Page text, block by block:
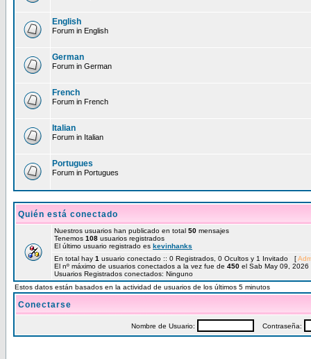
English
Forum in English
German
Forum in German
French
Forum in French
Italian
Forum in Italian
Portugues
Forum in Portugues
Quién está conectado
Nuestros usuarios han publicado en total 50 mensajes
Tenemos 108 usuarios registrados
El último usuario registrado es kevinhanks
En total hay 1 usuario conectado :: 0 Registrados, 0 Ocultos y 1 Invitado [
El nº máximo de usuarios conectados a la vez fue de 450 el Sab May 09, 2026
Usuarios Registrados conectados: Ninguno
Estos datos están basados en la actividad de usuarios de los últimos 5 minutos
Conectarse
Nombre de Usuario: Contraseña: